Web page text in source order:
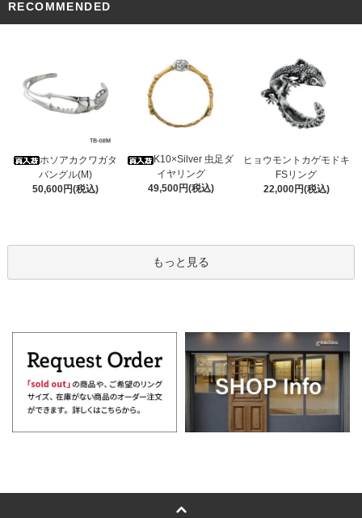
RECOMMENDED
ホソアカクワガタ
バングル(M)
50,600円(税込)
K10×Silver 虫足ダ
イヤリング
49,500円(税込)
ヒョウモントカゲモドキ
FSリング
22,000円(税込)
もっと見る